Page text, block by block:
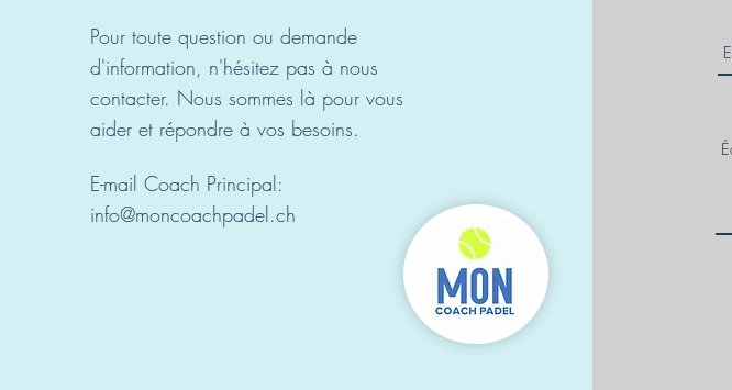
Pour toute question ou demande
d'information, n'hésitez pas à nous
contacter. Nous sommes là pour vous
aider et répondre à vos besoins.
E-mail Coach Principal:
info@moncoachpadel.ch